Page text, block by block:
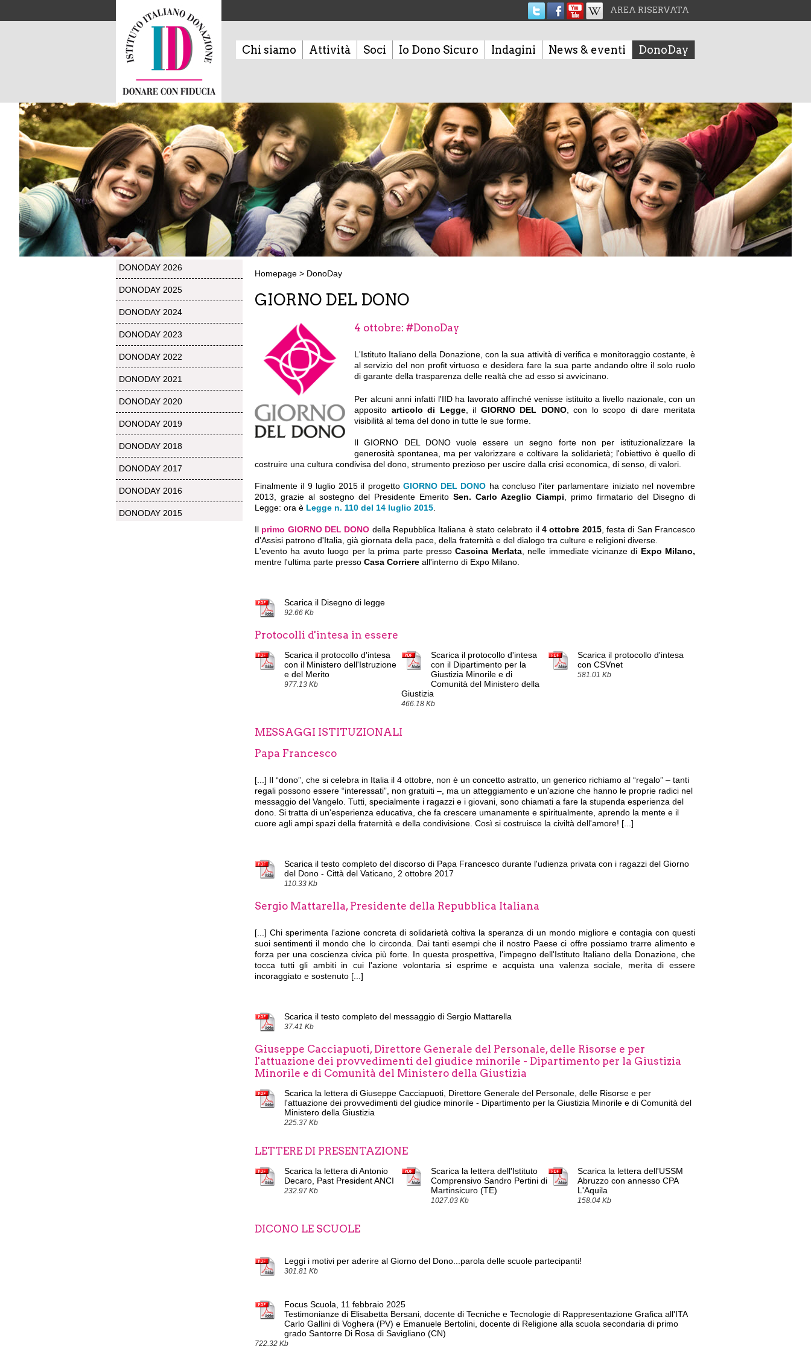
AREA RISERVATA
Chi siamo Attività Soci Io Dono Sicuro Indagini News & eventi DonoDay
DONODAY 2026
DONODAY 2025
DONODAY 2024
DONODAY 2023
DONODAY 2022
DONODAY 2021
DONODAY 2020
DONODAY 2019
DONODAY 2018
DONODAY 2017
DONODAY 2016
DONODAY 2015
Homepage > DonoDay
GIORNO DEL DONO
4 ottobre: #DonoDay
L'Istituto Italiano della Donazione, con la sua attività di verifica e monitoraggio costante, è
al servizio del non profit virtuoso e desidera fare la sua parte andando oltre il solo ruolo
di garante della trasparenza delle realtà che ad esso si avvicinano.
Per alcuni anni infatti l'IID ha lavorato affinché venisse istituito a livello nazionale, con un
apposito articolo di Legge, il GIORNO DEL DONO, con lo scopo di dare meritata
visibilità al tema del dono in tutte le sue forme.
Il GIORNO DEL DONO vuole essere un segno forte non per istituzionalizzare la
generosità spontanea, ma per valorizzare e coltivare la solidarietà; l'obiettivo è quello di
costruire una cultura condivisa del dono, strumento prezioso per uscire dalla crisi economica, di senso, di valori.
Finalmente il 9 luglio 2015 il progetto GIORNO DEL DONO ha concluso l'iter parlamentare iniziato nel novembre
2013, grazie al sostegno del Presidente Emerito Sen. Carlo Azeglio Ciampi , primo firmatario del Disegno di
Legge: ora è Legge n. 110 del 14 luglio 2015
Il primo GIORNO DEL DONO della Repubblica Italiana è stato celebrato il4 ottobre 2015, festa di San Francesco
d'Assisi patrono d'Italia, già giornata della pace, della fraternità e del dialogo tra culture e religioni diverse.
L'evento ha avuto luogo per la prima parte pressoCascina Merlata, nelle immediate vicinanze di Expo Milano,
mentre l'ultima parte presso Casa Corriere all'interno di Expo Milano.
Scarica il Disegno di legge
92.66 Kb
Protocolli d'intesa in essere
Scarica il protocollo d'intesa
con il Ministero dell'Istruzione
e del Merito
977.13 Kb
Scarica il protocollo d'intesa
con il Dipartimento per la
Giustizia Minorile e di
Comunità del Ministero della
Giustizia
466.18 Kb
Scarica il protocollo d'intesa
con CSVnet
581.01 Kb
MESSAGGI ISTITUZIONALI
Papa Francesco
[...] Il “dono”, che si celebra in Italia il 4 ottobre, non è un concetto astratto, un generico richiamo al “regalo” – tanti
regali possono essere “interessati”, non gratuiti –, ma un atteggiamento e un'azione che hanno le proprie radici nel
messaggio del Vangelo. Tutti, specialmente i ragazzi e i giovani, sono chiamati a fare la stupenda esperienza del
dono. Si tratta di un'esperienza educativa, che fa crescere umanamente e spiritualmente, aprendo la mente e il
cuore agli ampi spazi della fraternità e della condivisione. Così si costruisce la civiltà dell'amore! [...]
Scarica il testo completo del discorso di Papa Francesco durante l'udienza privata con i ragazzi del Giorno
del Dono - Città del Vaticano, 2 ottobre 2017
110.33 Kb
Sergio Mattarella, Presidente della Repubblica Italiana
[...] Chi sperimenta l'azione concreta di solidarietà coltiva la speranza di un mondo migliore e contagia con questi
suoi sentimenti il mondo che lo circonda. Dai tanti esempi che il nostro Paese ci offre possiamo trarre alimento e
forza per una coscienza civica più forte. In questa prospettiva, l'impegno dell'Istituto Italiano della Donazione, che
tocca tutti gli ambiti in cui l'azione volontaria si esprime e acquista una valenza sociale, merita di essere
incoraggiato e sostenuto [...]
Scarica il testo completo del messaggio di Sergio Mattarella
37.41 Kb
Giuseppe Cacciapuoti, Direttore Generale del Personale, delle Risorse e per
l'attuazione dei provvedimenti del giudice minorile - Dipartimento per la Giustizia
Minorile e di Comunità del Ministero della Giustizia
Scarica la lettera di Giuseppe Cacciapuoti, Direttore Generale del Personale, delle Risorse e per
l'attuazione dei provvedimenti del giudice minorile - Dipartimento per la Giustizia Minorile e di Comunità del
Ministero della Giustizia
225.37 Kb
LETTERE DI PRESENTAZIONE
Scarica la lettera di Antonio
Decaro, Past President ANCI
232.97 Kb
Scarica la lettera dell'Istituto
Comprensivo Sandro Pertini di
Martinsicuro (TE)
1027.03 Kb
Scarica la lettera dell'USSM
Abruzzo con annesso CPA
L'Aquila
158.04 Kb
DICONO LE SCUOLE
Leggi i motivi per aderire al Giorno del Dono...parola delle scuole partecipanti!
301.81 Kb
Focus Scuola, 11 febbraio 2025
Testimonianze di Elisabetta Bersani, docente di Tecniche e Tecnologie di Rappresentazione Grafica all'ITA
Carlo Gallini di Voghera (PV) e Emanuele Bertolini, docente di Religione alla scuola secondaria di primo
grado Santorre Di Rosa di Savigliano (CN)
722.32 Kb